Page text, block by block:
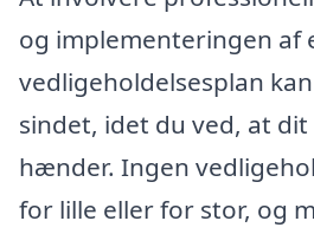
og implementeringen af
vedligeholdelsesplan
sindet, idet du ved, at
hænder. Ingen
for lille eller for stor, og